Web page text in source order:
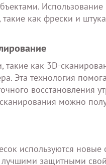
такие как фрески и
как 3D-
Эта технология
восстановления
можно
используются
защитными